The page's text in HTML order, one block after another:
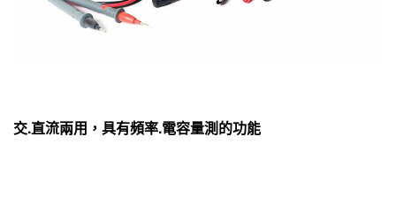
交.直流兩用，具有頻率.電容量測的功能